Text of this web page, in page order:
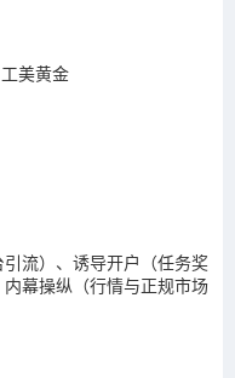
美黄金
流）、诱导开户（任务奖
幕操纵（行情与正规市场